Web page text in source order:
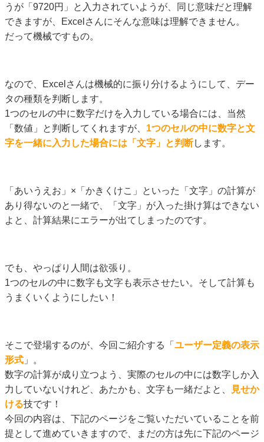
うが「9720円」と入力されていようが、同じ意味だと理解
できますが、Excelさんにそんな意味は理解できません。
だって機械ですもの。
なので、Excelさんは機械的に振り分けるようにして、デー
タの種類を判断します。
1つのセルの中に数字だけを入力している場合には、当然
「数値」と判断してくれますが、 1つのセルの中に数字と文
字を一緒に入力した場合には「文字」と判断します。
「あいうえお」×「かきくけこ」といった「文字」の計算が
あり得ないのと一緒で、「文字」が入った掛け算はできない
よと、計算結果にエラーが出てしまったのです。
でも、やっぱり人間は欲張り。
1つのセルの中に数字も文字も表示させたい。そして計算も
うまくいくようにしたい！
そこで登場するのが、今回ご紹介する「 ユーザー定義の表示
形式 」。
数字の計算が成り立つよう、実際のセルの中には数字しか入
力していないけれど、あたかも、文字も一緒だよと、
見せか
ける技です！
今回の内容は、下記のページをご覧いただいていることを前
提として進めていきますので、まだの方は先に下記のページ